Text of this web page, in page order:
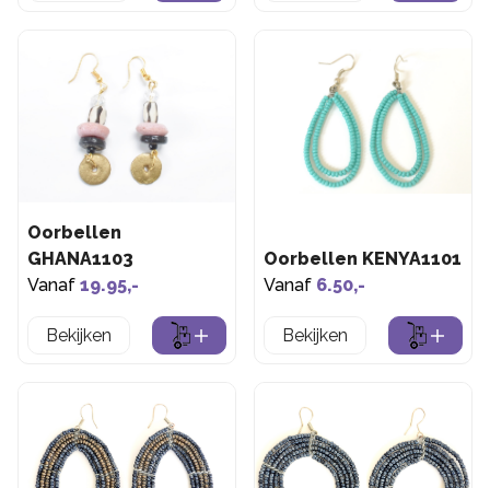
Oorbellen
GHANA1103
Vanaf 19.95,-
Bekijken
Oorbellen KENYA1101
Vanaf 6.50,-
Bekijken